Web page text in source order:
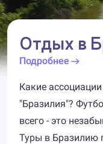
Отдых в
Подробнее
Какие
"Бразилия"?
всего - это
Туры в Бразилию